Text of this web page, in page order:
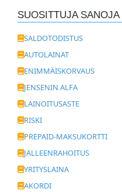
SUOSITTUJA SANOJA
SALDOTODISTUS
AUTOLAINAT
ENIMMÄISKORVAUS
JENSENIN ALFA
LAINOITUSASTE
RISKI
PREPAID-MAKSUKORTTI
JÄLLEENRAHOITUS
YRITYSLAINA
AKORDI